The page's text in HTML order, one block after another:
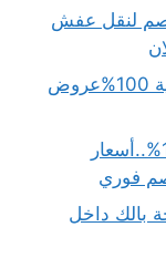
شمال الرياض بـ35%خصم لنقل عفش
حقين نقل عفش بالرياض أسعار تنافسية 100%عروض
دينات نقل عفش جدة أمان وسرعة100%..أسعار
لراحة بالك داخل